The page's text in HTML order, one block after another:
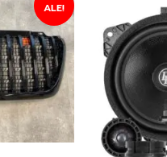
ALE!